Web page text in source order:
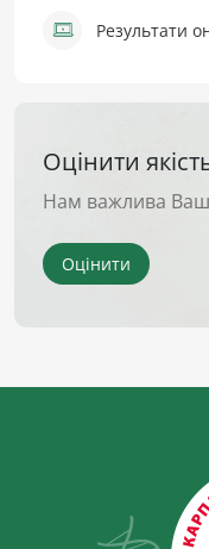
Результати
Оцінити
Нам важлива
Оцінити